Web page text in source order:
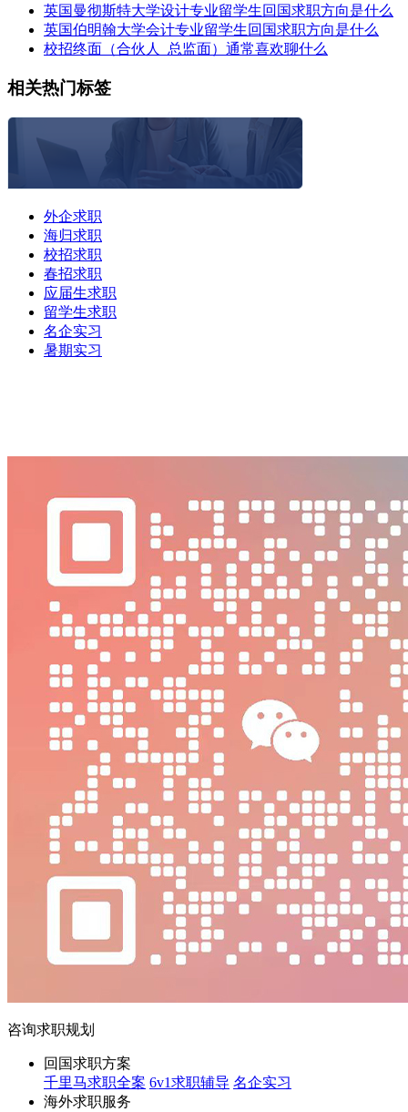
英国曼彻斯特大学设计专业留学生回国求职方向是什么
英国伯明翰大学会计专业留学生回国求职方向是什么
校招终面（合伙人_总监面）通常喜欢聊什么
相关热门标签
外企求职
海归求职
校招求职
春招求职
应届生求职
留学生求职
名企实习
暑期实习
咨询求职规划
回国求职方案
千里马求职全案 6v1求职辅导 名企实习
海外求职服务